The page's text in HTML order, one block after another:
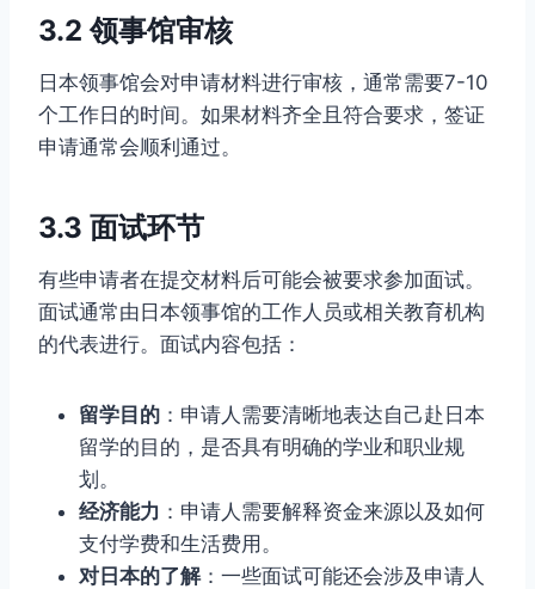
3.2 领事馆审核
日本领事馆会对申请材料进行审核，通常需要7-10
个工作日的时间。如果材料齐全且符合要求，签证
申请通常会顺利通过。
3.3 面试环节
有些申请者在提交材料后可能会被要求参加面试。
面试通常由日本领事馆的工作人员或相关教育机构
的代表进行。面试内容包括：
留学目的 ：申请人需要清晰地表达自己赴日本
留学的目的，是否具有明确的学业和职业规
划。
经济能力 ：申请人需要解释资金来源以及如何
支付学费和生活费用。
对日本的了解：一些面试可能还会涉及申请人